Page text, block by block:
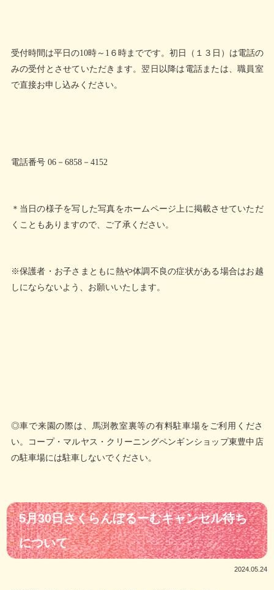
受付時間は平日の10時～1６時までです。初日（１３日）は電話の
みの受付とさせていただきます。翌日以降は電話または、職員室
で直接お申し込みください。
電話番号 06－6858－4152
＊当日の様子を写した写真をホームページ上に掲載させていただ
くこともありますので、ご了承ください。
※保護者・お子さまともに熱や体調不良の症状がある場合はお越
しにならないよう、お願いいたします。
◎車で来園の際は、馬渕教室裏等の有料駐車場をご利用くださ
い。コープ・マルヤス・クリーニングペンギンショップ東豊中店
の駐車場には駐車しないでください。
5月30日さくらんぼるーむキャンセル待ち
について
2024.05.24